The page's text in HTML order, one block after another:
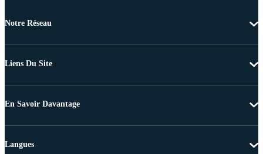
Notre Réseau
Liens Du Site
En Savoir Davantage
Langues